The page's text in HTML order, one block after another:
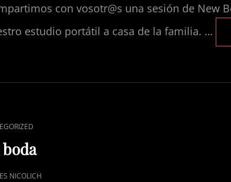
con vosotr@s una sesión de New
estudio portátil a casa de la familia. …
NICOLICH